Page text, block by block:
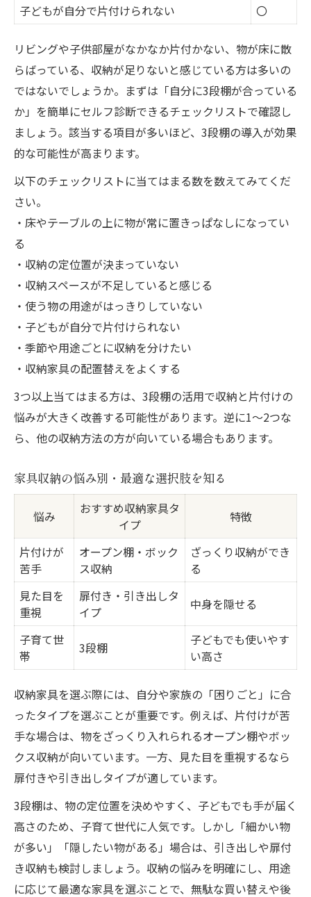
子どもが自分で片付けられない
〇
リビングや子供部屋がなかなか片付かない、物が床に散
らばっている、収納が足りないと感じている方は多いの
ではないでしょうか。まずは「自分に3段棚が合っている
か」を簡単にセルフ診断できるチェックリストで確認し
ましょう。該当する項目が多いほど、3段棚の導入が効果
的な可能性が高まります。
以下のチェックリストに当てはまる数を数えてみてくだ
さい。
・床やテーブルの上に物が常に置きっぱなしになってい
る
・収納の定位置が決まっていない
・収納スペースが不足していると感じる
・使う物の用途がはっきりしていない
・子どもが自分で片付けられない
・季節や用途ごとに収納を分けたい
・収納家具の配置替えをよくする
3つ以上当てはまる方は、3段棚の活用で収納と片付けの
悩みが大きく改善する可能性があります。逆に1〜2つな
ら、他の収納方法の方が向いている場合もあります。
家具収納の悩み別・最適な選択肢を知る
悩み
おすすめ収納家具タ
イプ
特徴
片付けが
苦手
オープン棚・ボック
ス収納
ざっくり収納ができ
る
見た目を
重視
扉付き・引き出しタ
イプ
中身を隠せる
子育て世
帯
3段棚
子どもでも使いやす
い高さ
収納家具を選ぶ際には、自分や家族の「困りごと」に合
ったタイプを選ぶことが重要です。例えば、片付けが苦
手な場合は、物をざっくり入れられるオープン棚やボッ
クス収納が向いています。一方、見た目を重視するなら
扉付きや引き出しタイプが適しています。
3段棚は、物の定位置を決めやすく、子どもでも手が届く
高さのため、子育て世代に人気です。しかし「細かい物
が多い」「隠したい物がある」場合は、引き出しや扉付
き収納も検討しましょう。収納の悩みを明確にし、用途
に応じて最適な家具を選ぶことで、無駄な買い替えや後